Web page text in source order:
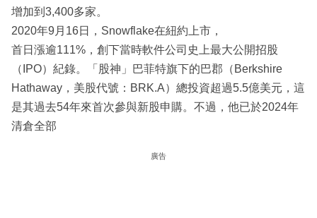
增加到3,400多家。
2020年9月16日，Snowflake在紐約上市，
首日漲逾111%，創下當時軟件公司史上最大公開招股
（IPO）紀錄。「股神」巴菲特旗下的巴郡（Berkshire
Hathaway，美股代號：BRK.A）總投資超過5.5億美元，這
是其過去54年來首次參與新股申購。不過，他已於2024年
清倉全部
廣告